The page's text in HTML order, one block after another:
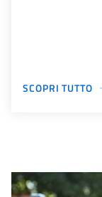
SCOPRI TUTTO